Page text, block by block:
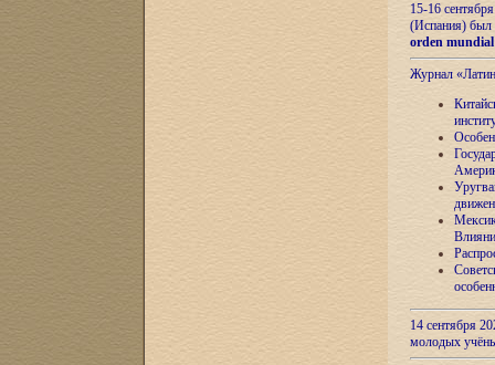
15-16
(Испания) был
orden
Журнал
14 сентября
молодых